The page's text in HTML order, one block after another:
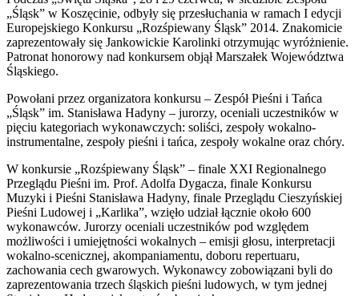
„Śląsk” w Koszęcinie, odbyły się przesłuchania w ramach I edycji
Europejskiego Konkursu „Rozśpiewany Śląsk” 2014. Znakomicie
zaprezentowały się Jankowickie Karolinki otrzymując wyróżnienie.
Patronat honorowy nad konkursem objął Marszałek Województwa
Śląskiego.
Powołani przez organizatora konkursu – Zespół Pieśni i Tańca
„Śląsk” im. Stanisława Hadyny – jurorzy, oceniali uczestników w
pięciu kategoriach wykonawczych: soliści, zespoły wokalno-
instrumentalne, zespoły pieśni i tańca, zespoły wokalne oraz chóry.
W konkursie „Rozśpiewany Śląsk” – finale XXI Regionalnego
Przeglądu Pieśni im. Prof. Adolfa Dygacza, finale Konkursu
Muzyki i Pieśni Stanisława Hadyny, finale Przeglądu Cieszyńskiej
Pieśni Ludowej i „Karlika”, wzięło udział łącznie około 600
wykonawców. Jurorzy oceniali uczestników pod względem
możliwości i umiejętności wokalnych – emisji głosu, interpretacji
wokalno-scenicznej, akompaniamentu, doboru repertuaru,
zachowania cech gwarowych. Wykonawcy zobowiązani byli do
zaprezentowania trzech śląskich pieśni ludowych, w tym jednej